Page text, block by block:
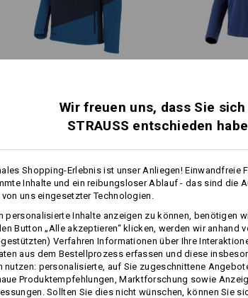
Funktions­-
13
+3 weitere Features +2
Wir freuen uns, dass Sie
STRAUSS entschieden
Shopping-Erlebnis ist unser Anliegen! Einwandfreie
Inhalte und ein reibungsloser Ablauf - das sind die
uns eingesetzter Technologien.
personalisierte Inhalte anzeigen zu können, benötigen
Button „Alle akzeptieren“ klicken, werden wir anhand
gestützten) Verfahren Informationen über Ihre
aus dem Bestellprozess erfassen und diese
nutzen: personalisierte, auf Sie zugeschnittene
Produktempfehlungen, Marktforschung sowie
Sollten Sie dies nicht wünschen, können Sie